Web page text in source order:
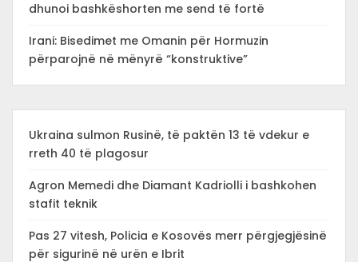
dhunoi bashkëshorten me send të fortë
Irani: Bisedimet me Omanin për Hormuzin
përparojnë në mënyrë “konstruktive”
Ukraina sulmon Rusinë, të paktën 13 të vdekur e
rreth 40 të plagosur
Agron Memedi dhe Diamant Kadriolli i bashkohen
stafit teknik
Pas 27 vitesh, Policia e Kosovës merr përgjegjësinë
për sigurinë në urën e Ibrit